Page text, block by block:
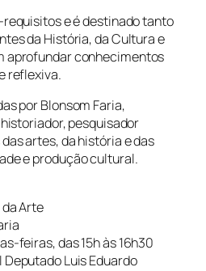
e é destinado tanto
da História, da Cultura e
aprofundar conhecimentos
reflexiva.
por Blonsom Faria,
pesquisador
artes, da história e das
e produção cultural.
Arte
feiras, das 15h às 16h30
Luis Eduardo